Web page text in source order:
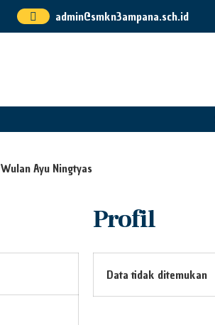
admin@smkn3ampana.sch.id
Wulan Ayu Ningtyas
Profil
Data tidak ditemukan